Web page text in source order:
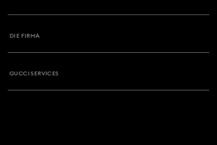
DIE FIRMA
GUCCI SERVICES